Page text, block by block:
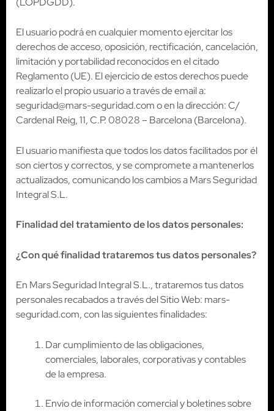
El usuario podrá en cualquier momento ejercitar los
derechos de acceso, oposición, rectificación, cancelación,
limitación y portabilidad reconocidos en el citado
Reglamento (UE). El ejercicio de estos derechos puede
realizarlo el propio usuario a través de email a:
seguridad@mars-seguridad.com o en la dirección: C/
Cardenal Reig, 11, C.P. 08028 – Barcelona (Barcelona).
El usuario manifiesta que todos los datos facilitados por él
son ciertos y correctos, y se compromete a mantenerlos
actualizados, comunicando los cambios a Mars Seguridad
Integral S.L.
Finalidad del tratamiento de los datos personales:
¿Con qué finalidad trataremos tus datos personales?
En Mars Seguridad Integral S.L., trataremos tus datos
personales recabados a través del Sitio Web: mars-
seguridad.com, con las siguientes finalidades:
Dar cumplimiento de las obligaciones,
comerciales, laborales, corporativas y contables
de la empresa.
Envío de información comercial y boletines sobre